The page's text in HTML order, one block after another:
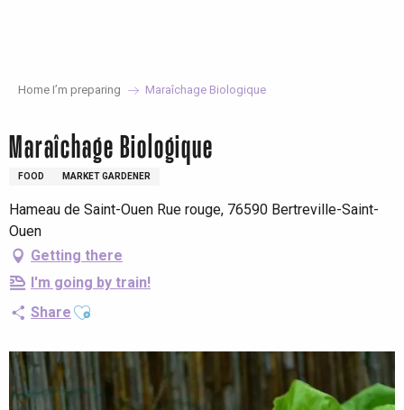
Home I’m preparing Maraîchage Biologique
Maraîchage Biologique
FOOD MARKET GARDENER
Hameau de Saint-Ouen Rue rouge, 76590 Bertreville-Saint-
Ouen
Getting there
I'm going by train!
Share Ajouter aux favoris